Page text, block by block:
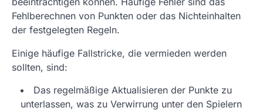
Fehlberechnen von Punkten oder das Nichteinhalten
der festgelegten Regeln.
Einige häufige Fallstricke, die vermieden werden
sollten, sind:
Das regelmäßige Aktualisieren der Punkte zu
unterlassen, was zu Verwirrung unter den Spielern